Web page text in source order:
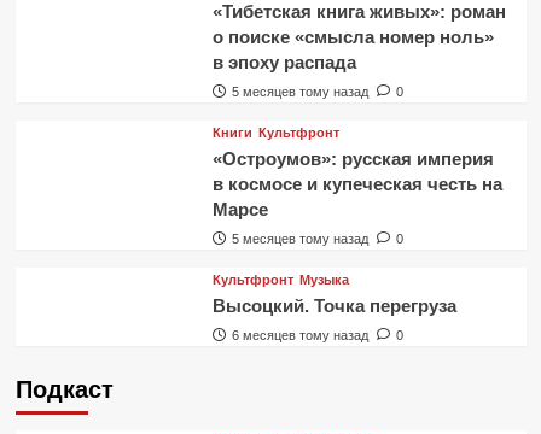
«Тибетская книга живых»: роман
о поиске «смысла номер ноль»
в эпоху распада
5 месяцев тому назад 0
Книги Культфронт
«Остроумов»: русская империя
в космосе и купеческая честь на
Марсе
5 месяцев тому назад 0
Культфронт Музыка
Высоцкий. Точка перегруза
6 месяцев тому назад 0
Подкаст